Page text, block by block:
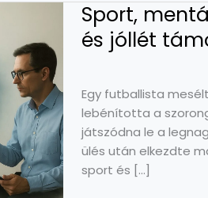
Sport,
és jóllét
Egy futballista
lebénította a
játszódna le a
ülés után elkezdte
sport és […]